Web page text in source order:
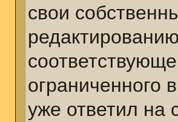
свои
ограниченного
уже ответил на